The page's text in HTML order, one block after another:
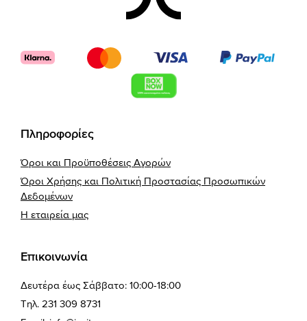
Πληροφορίες
Όροι και Προϋποθέσεις Αγορών
Όροι Χρήσης και Πολιτική Προστασίας Προσωπικών
Δεδομένων
Η εταιρεία μας
Επικοινωνία
Δευτέρα έως Σάββατο: 10:00-18:00
Τηλ. 231 309 8731